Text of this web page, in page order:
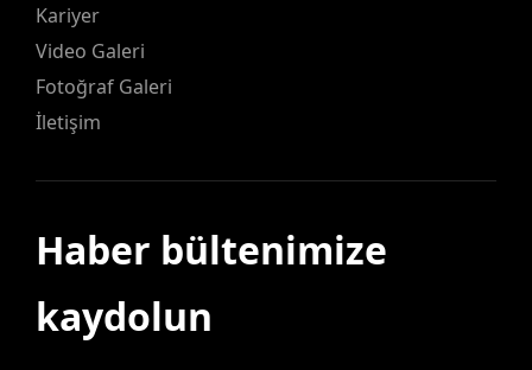
Kariyer
Video Galeri
Fotoğraf Galeri
İletişim
Haber bültenimize
kaydolun